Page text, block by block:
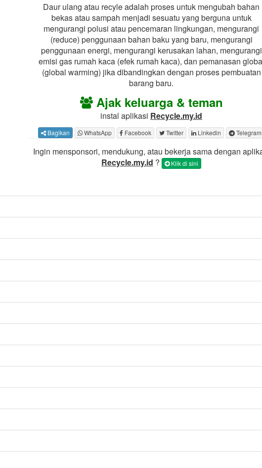
Daur ulang atau recyle adalah proses untuk mengubah bahan
bekas atau sampah menjadi sesuatu yang berguna untuk
mengurangi polusi atau pencemaran lingkungan, mengurangi
(reduce) penggunaan bahan baku yang baru, mengurangi
penggunaan energi, mengurangi kerusakan lahan, mengurangi
emisi gas rumah kaca (efek rumah kaca), dan pemanasan
(global warming) jika dibandingkan dengan proses pembuatan
barang baru.
Ajak keluarga & teman
instal aplikasi Recycle.my.id
Bagikan WhatsApp Facebook Twitter Linkedin Telegram
Ingin mensponsori, mendukung, atau bekerja sama dengan
Recycle.my.id ? Klik di sini